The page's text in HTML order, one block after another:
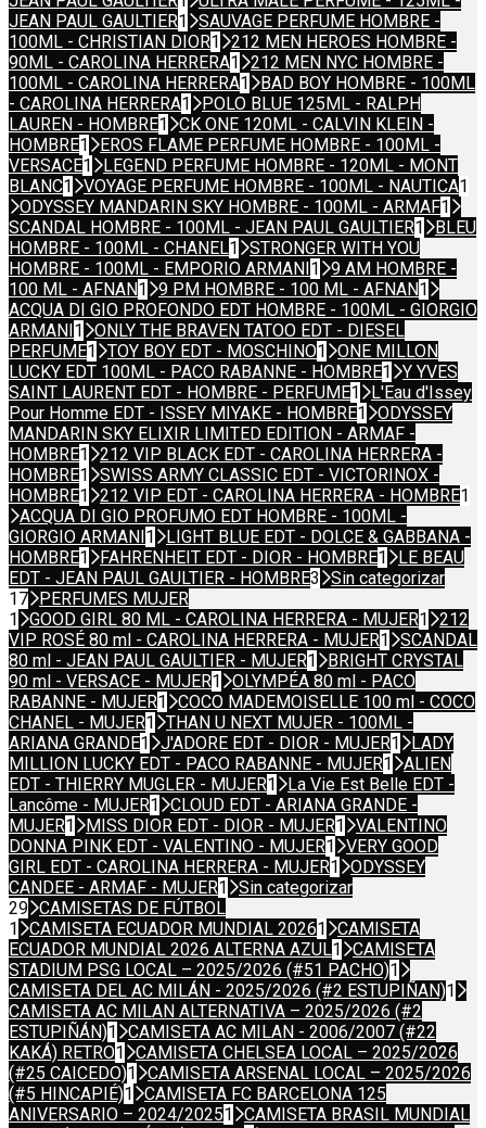
JEAN PAUL GAULTIER1
SAUVAGE PERFUME HOMBRE -
100ML - CHRISTIAN DIOR1
212 MEN HEROES HOMBRE -
90ML - CAROLINA HERRERA1
212 MEN NYC HOMBRE -
100ML - CAROLINA HERRERA1
BAD BOY HOMBRE - 100ML
- CAROLINA HERRERA1
POLO BLUE 125ML - RALPH
LAUREN - HOMBRE1
CK ONE 120ML - CALVIN KLEIN -
HOMBRE1
EROS FLAME PERFUME HOMBRE - 100ML -
VERSACE1
LEGEND PERFUME HOMBRE - 120ML - MONT
BLANC1 VOYAGE PERFUME HOMBRE - 100ML - NAUTICA1
ODYSSEY MANDARIN SKY HOMBRE - 100ML - ARMAF1
SCANDAL HOMBRE - 100ML - JEAN PAUL GAULTIER1
BLEU
HOMBRE - 100ML - CHANEL1
STRONGER WITH YOU
HOMBRE - 100ML - EMPORIO ARMANI 1
9 AM HOMBRE -
100 ML - AFNAN1 9 PM HOMBRE - 100 ML - AFNAN1
ACQUA DI GIO PROFONDO EDT HOMBRE - 100ML - GIORGIO
ARMANI 1
ONLY THE BRAVEN TATOO EDT - DIESEL
PERFUME1 TOY BOY EDT - MOSCHINO1
ONE MILLON
LUCKY EDT 100ML - PACO RABANNE - HOMBRE1
Y YVES
SAINT LAURENT EDT - HOMBRE - PERFUME1
L'Eau d'Issey
Pour Homme EDT - ISSEY MIYAKE - HOMBRE1
ODYSSEY
MANDARIN SKY ELIXIR LIMITED EDITION - ARMAF -
HOMBRE1
212 VIP BLACK EDT - CAROLINA HERRERA -
HOMBRE1
SWISS ARMY CLASSIC EDT - VICTORINOX -
HOMBRE1 212 VIP EDT - CAROLINA HERRERA - HOMBRE1
ACQUA DI GIO PROFUMO EDT HOMBRE - 100ML -
GIORGIO ARMANI 1
LIGHT BLUE EDT - DOLCE & GABBANA -
HOMBRE1 FAHRENHEIT EDT - DIOR - HOMBRE1
LE BEAU
EDT - JEAN PAUL GAULTIER - HOMBRE3
Sin categorizar
17
PERFUMES MUJER
1
GOOD GIRL 80 ML - CAROLINA HERRERA - MUJER1
212
VIP ROSÉ 80 ml - CAROLINA HERRERA - MUJER1
SCANDAL
80 ml - JEAN PAUL GAULTIER - MUJER1
BRIGHT CRYSTAL
90 ml - VERSACE - MUJER1
OLYMPÉA 80 ml - PACO
RABANNE - MUJER1
COCO MADEMOISELLE 100 ml - COCO
CHANEL - MUJER1
THAN U NEXT MUJER - 100ML -
ARIANA GRANDE1 J'ADORE EDT - DIOR - MUJER1
LADY
MILLION LUCKY EDT - PACO RABANNE - MUJER1
ALIEN
EDT - THIERRY MUGLER - MUJER1
La Vie Est Belle EDT -
Lancôme - MUJER1
CLOUD EDT - ARIANA GRANDE -
MUJER1 MISS DIOR EDT - DIOR - MUJER1
VALENTINO
DONNA PINK EDT - VALENTINO - MUJER1
VERY GOOD
GIRL EDT - CAROLINA HERRERA - MUJER1
ODYSSEY
CANDEE - ARMAF - MUJER1
Sin categorizar
29 CAMISETAS DE FÚTBOL
1
CAMISETA ECUADOR MUNDIAL 20261
CAMISETA
ECUADOR MUNDIAL 2026 ALTERNA AZUL1
CAMISETA
STADIUM PSG LOCAL – 2025/2026 (#51 PACHO)1
CAMISETA DEL AC MILÁN - 2025/2026 (#2 ESTUPIÑAN)1
CAMISETA AC MILAN ALTERNATIVA – 2025/2026 (#2
ESTUPIÑÁN)1
CAMISETA AC MILAN - 2006/2007 (#22
KAKÁ) RETRO1
CAMISETA CHELSEA LOCAL – 2025/2026
(#25 CAICEDO)1
CAMISETA ARSENAL LOCAL – 2025/2026
(#5 HINCAPIÉ)1
CAMISETA FC BARCELONA 125
ANIVERSARIO – 2024/20251
CAMISETA BRASIL MUNDIAL